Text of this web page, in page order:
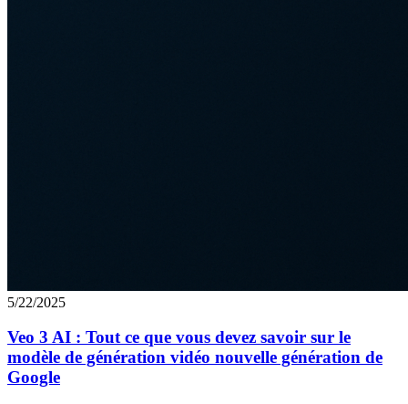
5/22/2025
Veo 3 AI : Tout ce que vous devez savoir sur le
modèle de génération vidéo nouvelle génération de
Google